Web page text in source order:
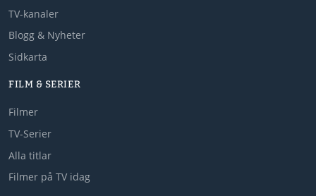
TV-kanaler
Blogg & Nyheter
Sidkarta
FILM & SERIER
Filmer
TV-Serier
Alla titlar
Filmer på TV idag